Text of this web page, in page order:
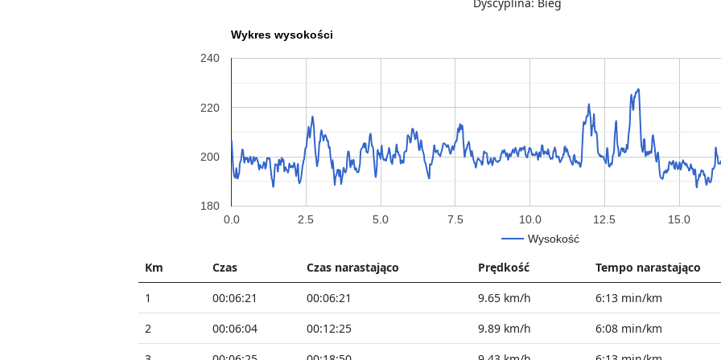
Wykres wysokości
Wysokość
0.0 2.5 5.0 7.5 10.0 12.5 15.0
180
200
220
240
Km Czas Czas narastająco Prędkość
Tempo narastająco
1
00:06:21 00:06:21 9.65 km/h
6:13 min/km
2
00:06:04 00:12:25 9.89 km/h
6:08 min/km